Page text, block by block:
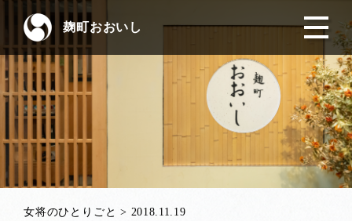
麹町おおいし
女将のひとりごと > 2018.11.19